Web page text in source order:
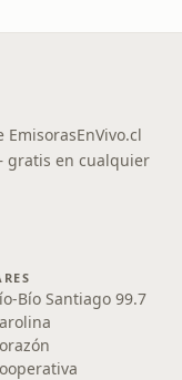
gratis en cualquier
Bío Santiago 99.7